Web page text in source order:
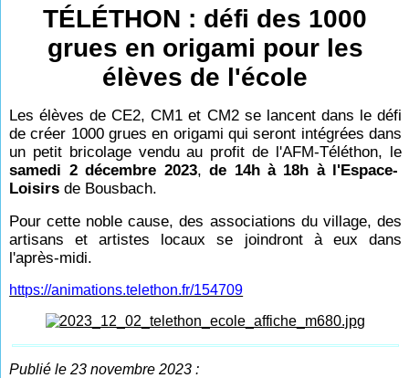
TÉLÉTHON : défi des 1000
grues en origami pour les
élèves de l'école
Les élèves de CE2, CM1 et CM2 se lancent dans le défi
de créer 1000 grues en origami qui seront intégrées dans
un petit bricolage vendu au profit de l'AFM-Téléthon, le
samedi 2 décembre 2023,de 14h à 18h à l'Espace-
Loisirs de Bousbach.
Pour cette noble cause, des associations du village, des
artisans et artistes locaux se joindront à eux dans
l'après-midi.
https://animations.telethon.fr/154709
Publié le 23 novembre 2023 :